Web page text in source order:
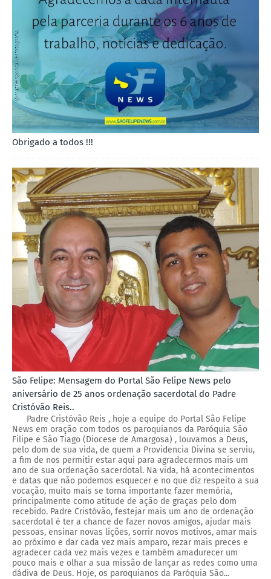
Obrigado a todos !!!
São Felipe: Mensagem do Portal São Felipe News pelo
aniversário de 25 anos ordenação sacerdotal do Padre
Cristóvão Reis..
Padre Cristóvão Reis , hoje a equipe do Portal São Felipe
News em oração com todos os paroquianos da Paróquia São
Filipe e São Tiago (Diocese de Amargosa) , louvamos a Deus,
pelo dom de sua vida, de quem a Providencia Divina se serviu,
a fim de nos permitir estar aqui para agradecermos mais um
ano de sua ordenação sacerdotal. Na vida, há acontecimentos
e datas que não podemos esquecer e no que diz respeito a sua
vocação, muito mais se torna importante fazer memória,
principalmente como atitude de ação de graças pelo dom
recebido. Padre Cristóvão, festejar mais um ano de ordenação
sacerdotal é ter a chance de fazer novos amigos, ajudar mais
pessoas, ensinar novas lições, sorrir novos motivos, amar mais
ao próximo e dar cada vez mais amparo, rezar mais preces e
agradecer cada vez mais vezes e também amadurecer um
pouco mais e olhar a sua missão de lançar as redes como uma
dádiva de Deus. Hoje, os paroquianos da Paróquia São...